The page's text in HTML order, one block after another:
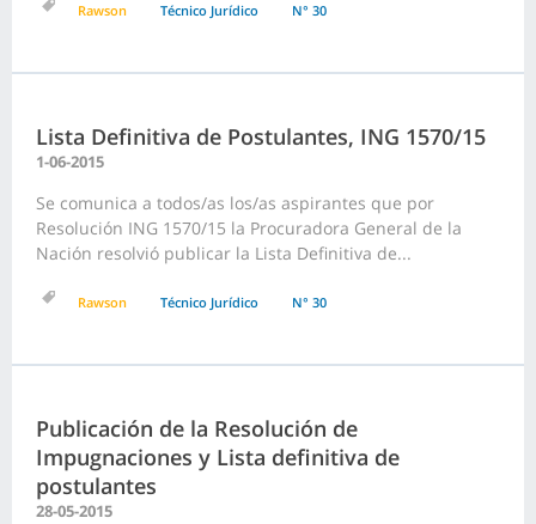
Rawson Técnico Jurídico N° 30
Lista Definitiva de Postulantes, ING 1570/15
1-06-2015
Se comunica a todos/as los/as aspirantes que por
Resolución ING 1570/15 la Procuradora General de la
Nación resolvió publicar la Lista Definitiva de...
Rawson Técnico Jurídico N° 30
Publicación de la Resolución de
Impugnaciones y Lista definitiva de
postulantes
28-05-2015